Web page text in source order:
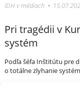
IDH v médiach •
Pri tragédii v
systém
Podľa šéfa Inštitútu pre
o totálne zlyhanie